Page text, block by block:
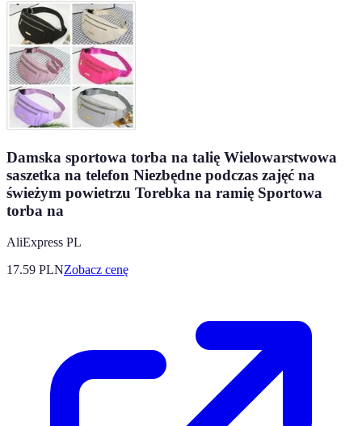
Damska sportowa torba na talię Wielowarstwowa
saszetka na telefon Niezbędne podczas zajęć na
świeżym powietrzu Torebka na ramię Sportowa
torba na
AliExpress PL
17.59 PLNZobacz cenę